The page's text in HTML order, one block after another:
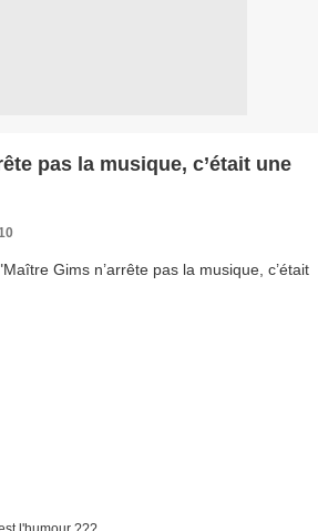
pas la musique, c’était une